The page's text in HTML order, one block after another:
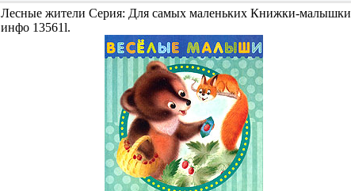
Лесные жители Серия: Для самых маленьких Книжки-малышки
инфо 13561l.